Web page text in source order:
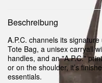
Beschreibung
A.P.C. channels its
Tote Bag, a unisex carryall
handles, and an "A.P.C."
or on the shoulder, it’s
essentials.